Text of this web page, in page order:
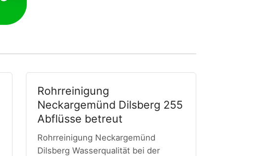
Rohrreinigung
Neckargemünd Dilsberg 255
Abflüsse betreut
Rohrreinigung Neckargemünd
Dilsberg Wasserqualität bei der